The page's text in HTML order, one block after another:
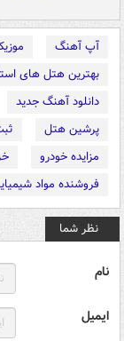
آپ آهنگ
بهترین هتل های
دانلود آهنگ جدید
پرشین هتل
مزایده خودرو
فروشنده مواد
نظر شما
نام
ایمیل